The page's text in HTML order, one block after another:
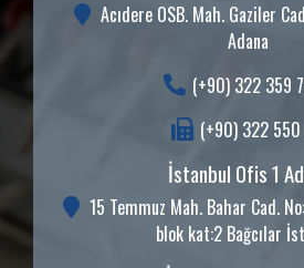
Acıdere OSB. Mah. Gaziler
Adana
(+90) 322 359
(+90) 322
İstanbul Ofis 1
15 Temmuz Mah. Bahar Cad.
blok kat:2 Bağcılar